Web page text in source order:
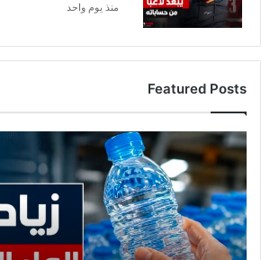
منذ يوم واحد
Featured Posts
ع
ج
ل
:
ح
ق